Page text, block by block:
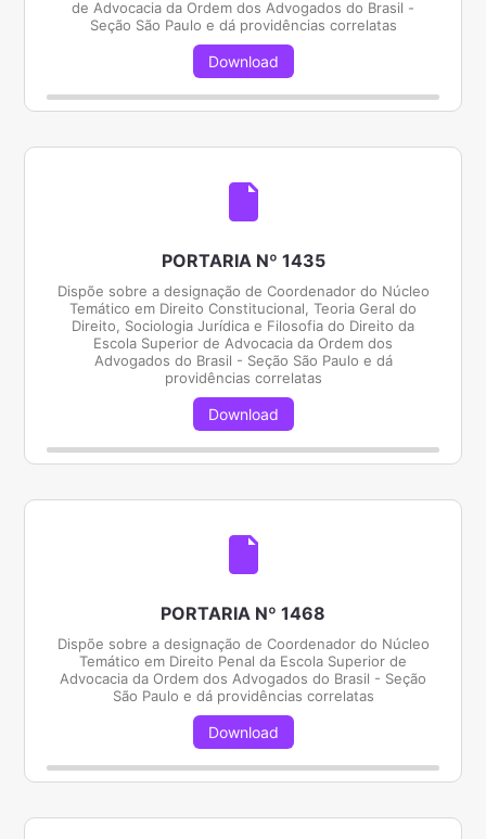
de Advocacia da Ordem dos Advogados do Brasil -
Seção São Paulo e dá providências correlatas
Download
PORTARIA Nº 1435
Dispõe sobre a designação de Coordenador do Núcleo
Temático em Direito Constitucional, Teoria Geral do
Direito, Sociologia Jurídica e Filosofia do Direito da
Escola Superior de Advocacia da Ordem dos
Advogados do Brasil - Seção São Paulo e dá
providências correlatas
Download
PORTARIA Nº 1468
Dispõe sobre a designação de Coordenador do Núcleo
Temático em Direito Penal da Escola Superior de
Advocacia da Ordem dos Advogados do Brasil - Seção
São Paulo e dá providências correlatas
Download